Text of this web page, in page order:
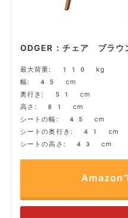
ODGER：チェア ブラウ
最大荷重: 110 kg
幅: 45 cm
奥行き: 51 cm
高さ: 81 cm
シートの幅: 45 cm
シートの奥行き: 41 cm
シートの高さ: 43 cm
Amazon